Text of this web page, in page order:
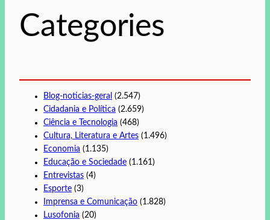
aCategories
Blog-noticias-geral (2.547)
Cidadania e Política (2.659)
Ciência e Tecnologia (468)
Cultura, Literatura e Artes (1.496)
Economia (1.135)
Educação e Sociedade (1.161)
Entrevistas (4)
Esporte (3)
Imprensa e Comunicação (1.828)
Lusofonia (20)